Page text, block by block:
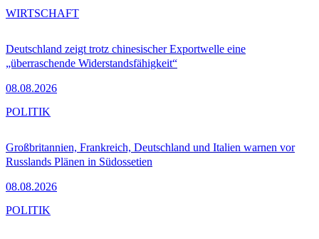
Deutschland zeigt trotz chinesischer Exportwelle eine
„überraschende Widerstandsfähigkeit“
08.08.2026
WIRTSCHAFT
Großbritannien, Frankreich, Deutschland und Italien warnen vor
Russlands Plänen in Südossetien
08.08.2026
POLITIK
POLITIK